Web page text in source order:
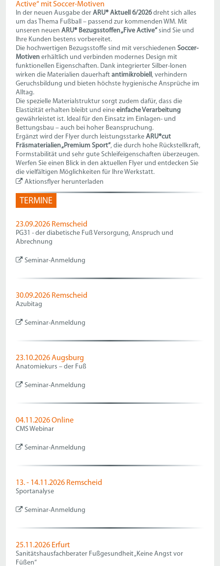
Active“ mit Soccer-Motiven
In der neuen Ausgabe derARU® Aktuell 6/2026dreht sich alles
um das Thema Fußball – passend zur kommenden WM. Mit
unseren neuenARU® Bezugsstoffen „Five Active“ sind Sie und
Ihre Kunden bestens vorbereitet.
Die hochwertigen Bezugsstoffe sind mit verschiedenenSoccer-
Motiven erhältlich und verbinden modernes Design mit
funktionellen Eigenschaften. Dank integrierter Silber-Ionen
wirken die Materialien dauerhaftantimikrobiell, verhindern
Geruchsbildung und bieten höchste hygienische Ansprüche im
Alltag.
Die spezielle Materialstruktur sorgt zudem dafür, dass die
Elastizität erhalten bleibt und eineeinfache Verarbeitung
gewährleistet ist. Ideal für den Einsatz im Einlagen- und
Bettungsbau – auch bei hoher Beanspruchung.
Ergänzt wird der Flyer durch leistungsstarkeARU®cut
Fräsmaterialien „Premium Sport“, die durch hohe Rückstellkraft,
Formstabilität und sehr gute Schleifeigenschaften überzeugen.
Werfen Sie einen Blick in den aktuellen Flyer und entdecken Sie
die vielfältigen Möglichkeiten für Ihre Werkstatt.
Aktionsflyer herunterladen
TERMINE
23.09.2026 Remscheid
PG31 - der diabetische Fuß Versorgung, Anspruch und
Abrechnung
Seminar-Anmeldung
30.09.2026 Remscheid
Azubitag
Seminar-Anmeldung
23.10.2026 Augsburg
Anatomiekurs – der Fuß
Seminar-Anmeldung
04.11.2026 Online
CMS Webinar
Seminar-Anmeldung
13. - 14.11.2026 Remscheid
Sportanalyse
Seminar-Anmeldung
25.11.2026 Erfurt
Sanitätshausfachberater Fußgesundheit „Keine Angst vor
Füßen“